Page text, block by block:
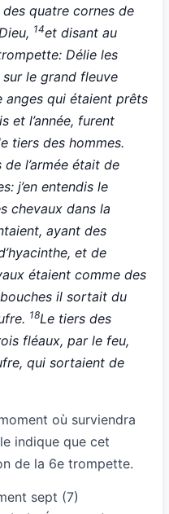
des quatre cornes de
14et disant au
Délie les
le grand fleuve
anges qui étaient prêts
et l’année, furent
tiers des hommes.
l’armée était de
j’en entendis le
chevaux dans la
ayant des
et de
étaient comme des
il sortait du
18Le tiers des
fléaux, par le feu,
qui sortaient de
où surviendra
indique que cet
de la 6e trompette.
sept (7)